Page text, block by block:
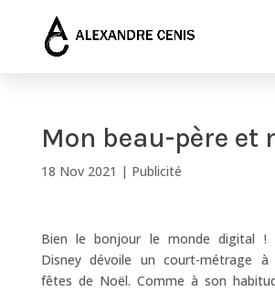
Mon beau-père et
18 Nov 2021 | Publicité
Bien le bonjour le monde digital !
Disney dévoile un court-métrage à
fêtes de Noël. Comme à son